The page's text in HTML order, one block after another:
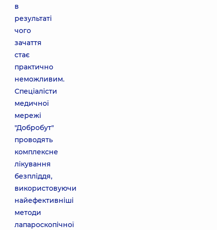
в
результаті
чого
зачаття
стає
практично
неможливим.
Спеціалісти
медичної
мережі
"Добробут"
проводять
комплексне
лікування
безпліддя,
використовуючи
найефективніші
методи
лапароскопічної